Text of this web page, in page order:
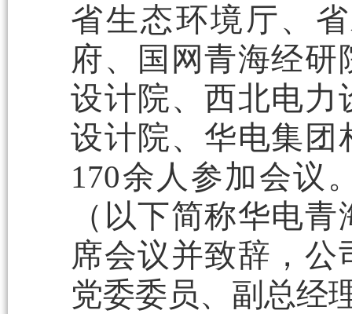
省生态环境厅、
府、国网青海经
设计院、西北电力
设计院、华电集团
170余人参加会议
（以下简称华电
席会议并致辞，
党委委员、副总经